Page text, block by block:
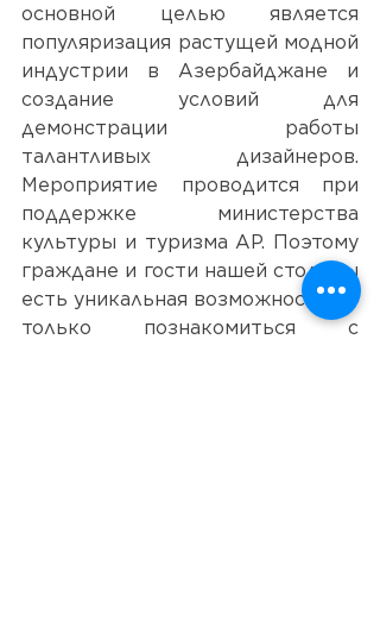
основной целью является
популяризация растущей модной
индустрии в Азербайджане и
создание условий для
демонстрации работы
талантливых дизайнеров.
Мероприятие проводится при
поддержке министерства
культуры и туризма АР. Поэтому
граждане и гости нашей столицы
есть уникальная возможность не
только познакомиться с